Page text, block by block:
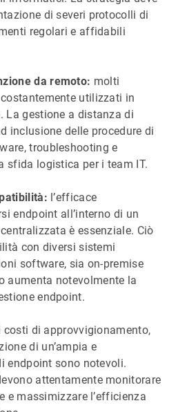
di severi protocolli di
regolari e affidabili
da remoto: molti
utilizzati in
La gestione a distanza di
inclusione delle procedure di
troubleshooting e
sfida logistica per i team IT.
l’efficace
endpoint all’interno di un
è essenziale. Ciò
con diversi sistemi
software, sia on-premise
aumenta notevolmente la
endpoint.
costi di approvvigionamento,
di un’ampia e
endpoint sono notevoli.
attentamente monitorare
e massimizzare l’efficienza